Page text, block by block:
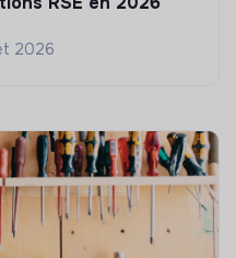
2026